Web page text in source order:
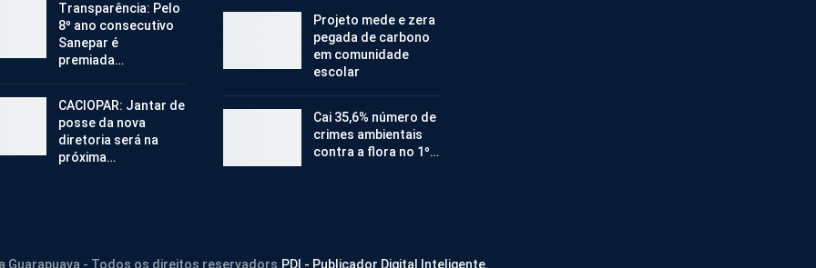
Transparência: Pelo
8º ano consecutivo
Sanepar é
premiada…
CACIOPAR: Jantar de
posse da nova
diretoria será na
próxima…
Projeto mede e zera
pegada de carbono
em comunidade
escolar
Cai 35,6% número de
crimes ambientais
contra a flora no 1º…
Guarapuava - Todos os direitos reservadors. PDI - Publicador Digital Inteligente.